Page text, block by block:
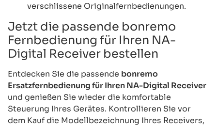
verschlissene Originalfernbedienungen.
Jetzt die passende bonremo
Fernbedienung für Ihren NA-
Digital Receiver bestellen
Entdecken Sie die passende bonremo
Ersatzfernbedienung für Ihren NA-Digital Receiver
und genießen Sie wieder die komfortable
Steuerung Ihres Gerätes. Kontrollieren Sie vor
dem Kauf die Modellbezeichnung Ihres Receivers,